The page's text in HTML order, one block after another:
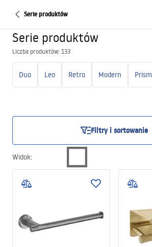
Serie produktów
Serie produktów
Liczba produktów: 133
Duo Leo Retro Modern Prism
Filtry i sortowanie
Widok: